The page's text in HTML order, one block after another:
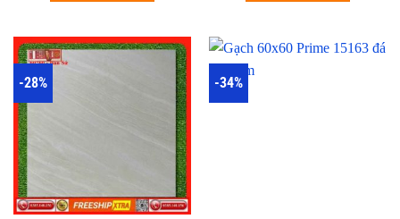
-28% -34%